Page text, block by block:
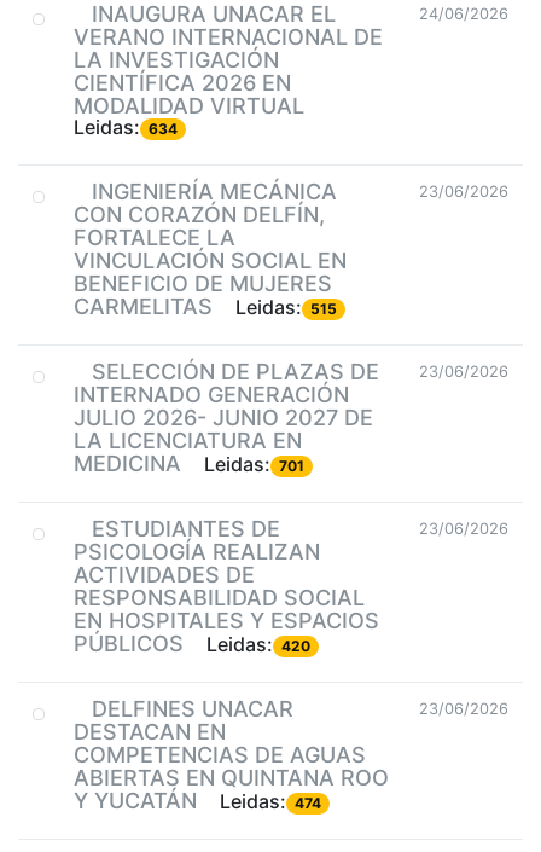
INAUGURA UNACAR EL
VERANO INTERNACIONAL DE
LA INVESTIGACIÓN
CIENTÍFICA 2026 EN
MODALIDAD VIRTUAL
Leidas: 634
24/06/2026
INGENIERÍA MECÁNICA
CON CORAZÓN DELFÍN,
FORTALECE LA
VINCULACIÓN SOCIAL EN
BENEFICIO DE MUJERES
CARMELITAS
Leidas: 515
23/06/2026
SELECCIÓN DE PLAZAS DE
INTERNADO GENERACIÓN
JULIO 2026- JUNIO 2027 DE
LA LICENCIATURA EN
MEDICINA
Leidas: 701
23/06/2026
ESTUDIANTES DE
PSICOLOGÍA REALIZAN
ACTIVIDADES DE
RESPONSABILIDAD SOCIAL
EN HOSPITALES Y ESPACIOS
PÚBLICOS
Leidas: 420
23/06/2026
DELFINES UNACAR
DESTACAN EN
COMPETENCIAS DE AGUAS
ABIERTAS EN QUINTANA ROO
Y YUCATÁN
Leidas: 474
23/06/2026